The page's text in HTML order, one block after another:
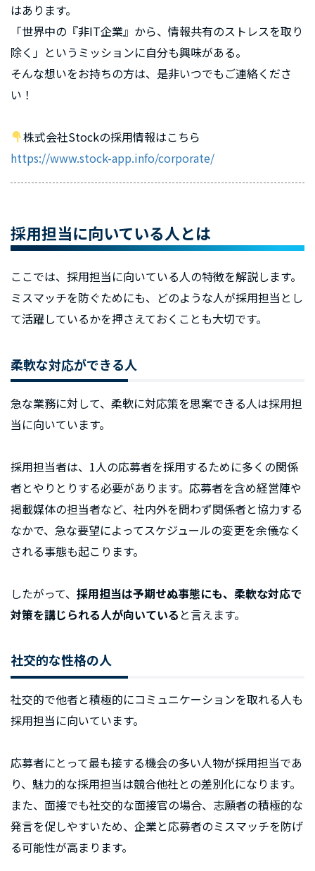
はあります。
「世界中の『非IT企業』から、情報共有のストレスを取り
除く」というミッションに自分も興味がある。
そんな想いをお持ちの方は、是非いつでもご連絡くださ
い！
株式会社Stockの採用情報はこちら
https://www.stock-app.info/corporate/
採用担当に向いている人とは
ここでは、採用担当に向いている人の特徴を解説します。
ミスマッチを防ぐためにも、どのような人が採用担当とし
て活躍しているかを押さえておくことも大切です。
柔軟な対応ができる人
急な業務に対して、柔軟に対応策を思案できる人は採用担
当に向いています。
採用担当者は、1人の応募者を採用するために多くの関係
者とやりとりする必要があります。応募者を含め経営陣や
掲載媒体の担当者など、社内外を問わず関係者と協力する
なかで、急な要望によってスケジュールの変更を余儀なく
される事態も起こります。
したがって、 採用担当は予期せぬ事態にも、柔軟な対応で
対策を講じられる人が向いている と言えます。
社交的な性格の人
社交的で他者と積極的にコミュニケーションを取れる人も
採用担当に向いています。
応募者にとって最も接する機会の多い人物が採用担当であ
り、魅力的な採用担当は競合他社との差別化になります。
また、面接でも社交的な面接官の場合、志願者の積極的な
発言を促しやすいため、企業と応募者のミスマッチを防げ
る可能性が高まります。